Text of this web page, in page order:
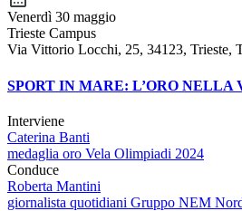
Venerdì 30 maggio
Trieste Campus
Via Vittorio Locchi, 25, 34123, Trieste,
SPORT IN MARE: L’ORO NELLA
Interviene
Caterina Banti
medaglia oro Vela Olimpiadi 2024
Conduce
Roberta Mantini
giornalista quotidiani Gruppo NEM